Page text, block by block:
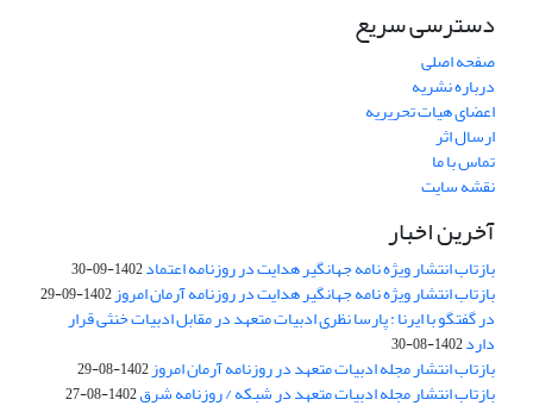
دسترسی سریع
صفحه اصلی
درباره نشریه
اعضای هیات تحریریه
ارسال اثر
تماس با ما
نقشه سایت
آخرین اخبار
بازتاب انتشار ویژه نامه جهانگیر هدایت در روزنامه اعتماد1402-09-30
بازتاب انتشار ویژه نامه جهانگیر هدایت در روزنامه آرمان امروز1402-09-29
در گفتگو با ایرنا : پارسا نظری ادبیات متعهد در مقابل ادبیات خنثی قرار
دارد1402-08-30
بازتاب انتشار مجله ادبیات متعهد در روزنامه آرمان امروز1402-08-29
بازتاب انتشار مجله ادبیات متعهد در شبکه / روزنامه شرق1402-08-27